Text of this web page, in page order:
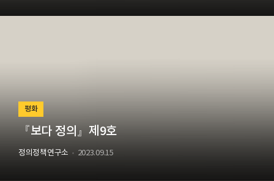
평화
『보다 정의』제9호
정의정책연구소 2023.09.15